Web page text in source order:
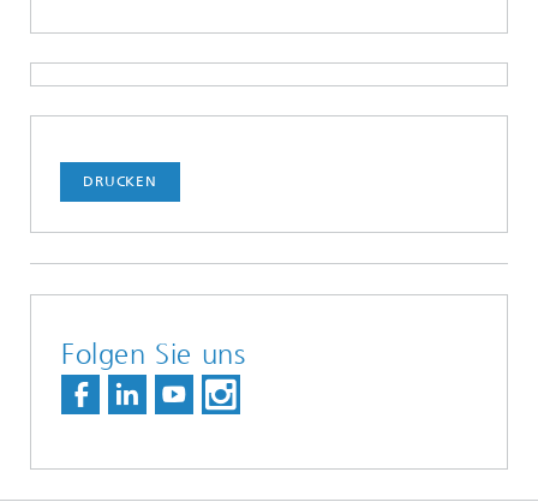
DRUCKEN
Folgen Sie uns